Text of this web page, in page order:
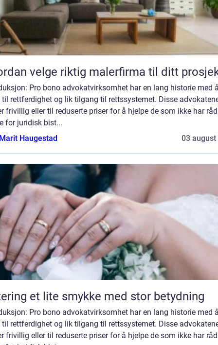
velge riktig malerfirma til ditt
Pro bono advokatvirksomhet har en lang historie med
til rettferdighet og lik tilgang til rettssystemet. Disse
frivillig eller til reduserte priser for å hjelpe de som ikke har
for juridisk bist...
Haugestad
03 august
Giftering et lite smykke med stor betydning
Pro bono advokatvirksomhet har en lang historie med
til rettferdighet og lik tilgang til rettssystemet. Disse
frivillig eller til reduserte priser for å hjelpe de som ikke har